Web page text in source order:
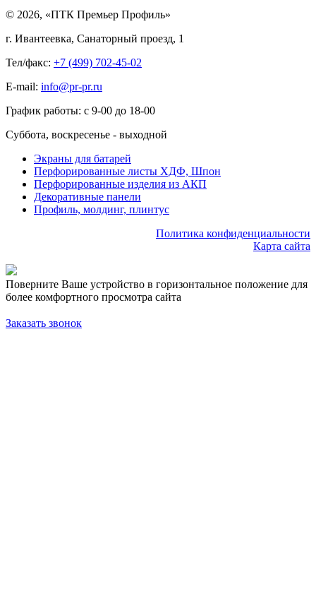
© 2026, «ПТК Премьер Профиль»
г. Ивантеевка, Санаторный проезд, 1
Тел/факс: +7 (499) 702-45-02
E-mail: info@pr-pr.ru
График работы: с 9-00 до 18-00
Суббота, воскресенье - выходной
Экраны для батарей
Перфорированные листы ХДФ, Шпон
Перфорированные изделия из АКП
Декоративные панели
Профиль, молдинг, плинтус
Политика конфиденциальности
Карта сайта
Поверните Ваше устройство в горизонтальное положение для
более комфортного просмотра сайта
Заказать звонок